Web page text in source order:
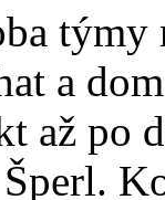
a
až po